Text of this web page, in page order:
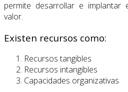
permite desarrollar e implantar
valor.
Existen recursos como:
Recursos tangibles
Recursos intangibles
Capacidades organizativas